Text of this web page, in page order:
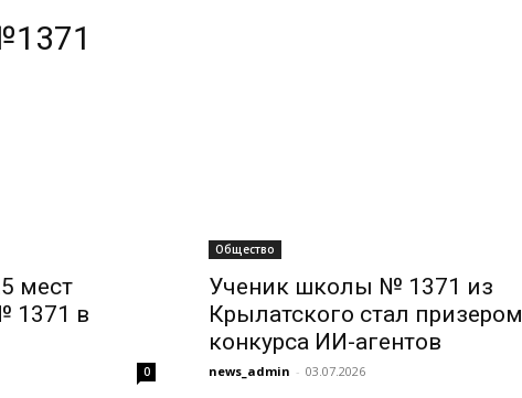
мест
1371 в
0
Общество
Ученик школы № 1371 из
Крылатского стал призером
конкурса ИИ-агентов
news_admin - 03.07.2026